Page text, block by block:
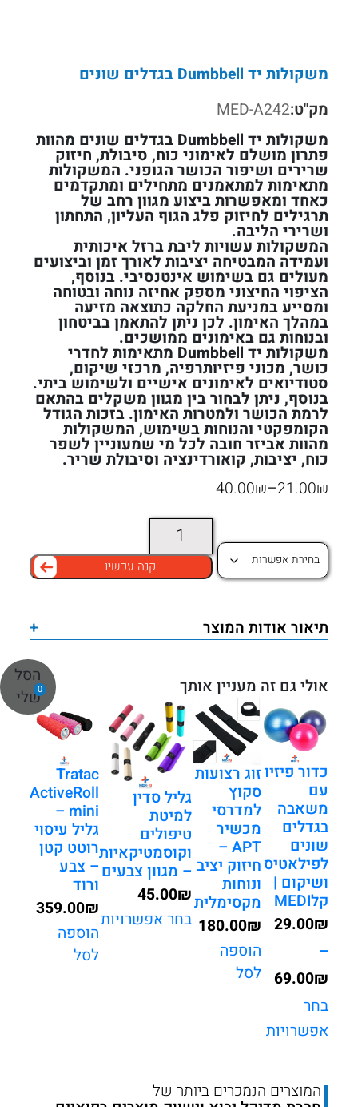
0
הסל
שלי
משקולות יד Dumbbell בגדלים שונים
מק"ט:MED-A242
משקולות יד Dumbbell בגדלים שונים מהוות
פתרון מושלם לאימוני כוח, סיבולת, חיזוק
שרירים ושיפור הכושר הגופני. המשקולות
מתאימות למתאמנים מתחילים ומתקדמים
כאחד ומאפשרות ביצוע מגוון רחב של
תרגילים לחיזוק פלג הגוף העליון, התחתון
ושרירי הליבה.
המשקולות עשויות ליבת ברזל איכותית
ועמידה המבטיחה יציבות לאורך זמן וביצועים
מעולים גם בשימוש אינטנסיבי. בנוסף,
הציפוי החיצוני מספק אחיזה נוחה ובטוחה
ומסייע במניעת החלקה כתוצאה מזיעה
במהלך האימון. לכן ניתן להתאמן בביטחון
ובנוחות גם באימונים ממושכים.
משקולות יד Dumbbell מתאימות לחדרי
כושר, מכוני פיזיותרפיה, מרכזי שיקום,
סטודיואים לאימונים אישיים ולשימוש ביתי.
בנוסף, ניתן לבחור בין מגוון משקלים בהתאם
לרמת הכושר ולמטרות האימון. בזכות הגודל
הקומפקטי והנוחות בשימוש, המשקולות
מהוות אביזר חובה לכל מי שמעוניין לשפר
כוח, יציבות, קואורדינציה וסיבולת שריר.
₪
21.00
–
₪
40.00
טווח
עד
כמות
של
משקולות
Dumbbell
בגדלים
קנה עכשיו
תיאור אודות המוצר +
אולי גם זה מעניין אותך
כדור פיזיו
עם
משאבה
בגדלים
שונים
לפילאטיס
ושיקום |
קלMEDI
₪
29.00
–
₪
69.00
טווח
מחירים:
עד
בחר
אפשרויות
זוג רצועות
סקוץ
למדרסי
מכשיר
APT –
חיזוק יציב
ונוחות
מקסימלית
₪
180.00
הוספה
לסל
גליל סדין
למיטת
טיפולים
וקוסמטיקאיות
– מגוון צבעים
₪
45.00
בחר אפשרויות
Tratac
ActiveRoll
mini –
גליל עיסוי
רוטט קטן
– צבע
ורוד
₪
359.00
הוספה
לסל
המוצרים הנמכרים ביותר של